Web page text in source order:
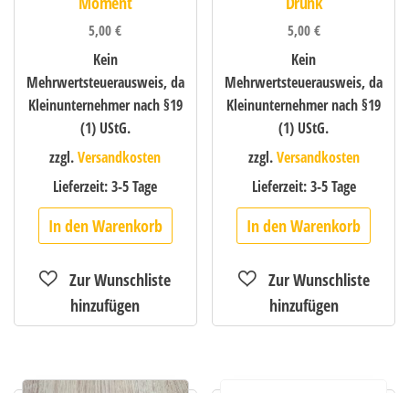
5,00€
Kein
Mehrwertsteuerausweis, da
Kleinunternehmer nach §19
(1) UStG.
zzgl.Versandkosten
Lieferzeit:3-5 Tage
In den Warenkorb
5,00€
Kein
Mehrwertsteuerausweis, da
Kleinunternehmer nach §19
(1) UStG.
zzgl.Versandkosten
Lieferzeit:3-5 Tage
In den Warenkorb